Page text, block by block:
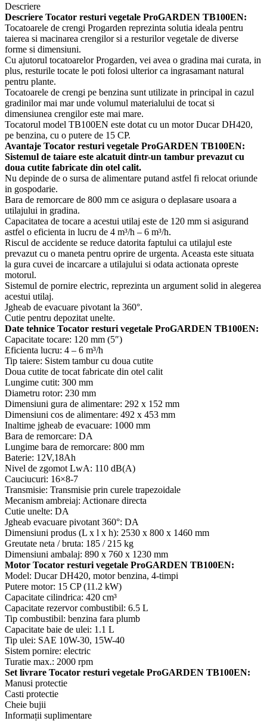
Descriere
Descriere Tocator resturi vegetale ProGARDEN TB100EN:
Tocatoarele de crengi Progarden reprezinta solutia ideala pentru
taierea si macinarea crengilor si a resturilor vegetale de diverse
forme si dimensiuni.
Cu ajutorul tocatoarelor Progarden, vei avea o gradina mai curata, in
plus, resturile tocate le poti folosi ulterior ca ingrasamant natural
pentru plante.
Tocatoarele de crengi pe benzina sunt utilizate in principal in cazul
gradinilor mai mar unde volumul materialului de tocat si
dimensiunea crengilor este mai mare.
Tocatorul model TB100EN este dotat cu un motor Ducar DH420,
pe benzina, cu o putere de 15 CP.
Avantaje Tocator resturi vegetale ProGARDEN TB100EN:
Sistemul de taiare este alcatuit dintr-un tambur prevazut cu
doua cutite fabricate din otel calit.
Nu depinde de o sursa de alimentare putand astfel fi relocat oriunde
in gospodarie.
Bara de remorcare de 800 mm ce asigura o deplasare usoara a
utilajului in gradina.
Capacitatea de tocare a acestui utilaj este de 120 mm si asigurand
astfel o eficienta in lucru de 4 m³/h – 6 m³/h.
Riscul de accidente se reduce datorita faptului ca utilajul este
prevazut cu o maneta pentru oprire de urgenta. Aceasta este situata
la gura cuvei de incarcare a utilajului si odata actionata opreste
motorul.
Sistemul de pornire electric, reprezinta un argument solid in alegerea
acestui utilaj.
Jgheab de evacuare pivotant la 360°.
Cutie pentru depozitat unelte.
Date tehnice Tocator resturi vegetale ProGARDEN TB100EN:
Capacitate tocare: 120 mm (5″)
Eficienta lucru: 4 – 6 m³/h
Tip taiere: Sistem tambur cu doua cutite
Doua cutite de tocat fabricate din otel calit
Lungime cutit: 300 mm
Diametru rotor: 230 mm
Dimensiuni gura de alimentare: 292 x 152 mm
Dimensiuni cos de alimentare: 492 x 453 mm
Inaltime jgheab de evacuare: 1000 mm
Bara de remorcare: DA
Lungime bara de remorcare: 800 mm
Baterie: 12V,18Ah
Nivel de zgomot LwA: 110 dB(A)
Cauciucuri: 16×8-7
Transmisie: Transmisie prin curele trapezoidale
Mecanism ambreiaj: Actionare directa
Cutie unelte: DA
Jgheab evacuare pivotant 360°: DA
Dimensiuni produs (L x l x h): 2530 x 800 x 1460 mm
Greutate neta / bruta: 185 / 215 kg
Dimensiuni ambalaj: 890 x 760 x 1230 mm
Motor Tocator resturi vegetale ProGARDEN TB100EN:
Model: Ducar DH420, motor benzina, 4-timpi
Putere motor: 15 CP (11.2 kW)
Capacitate cilindrica: 420 cm³
Capacitate rezervor combustibil: 6.5 L
Tip combustibil: benzina fara plumb
Capacitate baie de ulei: 1.1 L
Tip ulei: SAE 10W-30, 15W-40
Sistem pornire: electric
Turatie max.: 2000 rpm
Set livrare Tocator resturi vegetale ProGARDEN TB100EN:
Manusi protectie
Casti protectie
Cheie bujii
Informații suplimentare